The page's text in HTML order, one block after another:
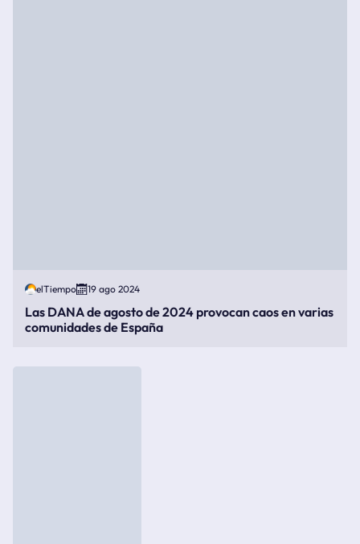
elTiempo 19 ago 2024
Las DANA de agosto de 2024 provocan caos en varias
comunidades de España